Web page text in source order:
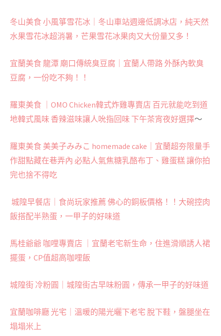
冬山美食 小風箏雪花冰｜冬山車站週邊低調冰店，純天然
水果雪花冰超消暑，芒果雪花冰果肉又大份量又多！
宜蘭美食 龍潭 廟口傳統臭豆腐｜宜蘭人帶路 外酥內軟臭
豆腐，一份吃不夠！！
羅東美食 ｜OMO Chicken韓式炸雞專賣店 百元就能吃到道
地韓式風味 香辣滋味讓人吮指回味 下午茶宵夜好選擇～
羅東美食 美美子みみこ homemade cake｜宜蘭超夯限量手
作甜點藏在巷弄內 必點人氣焦糖乳酪布丁、雞蛋糕 讓你拍
完也捨不得吃
城隍早餐店｜食尚玩家推薦 佛心的銅板價格！！大碗控肉
飯搭配半熟蛋，一甲子的好味道
馬桂爺爺 咖哩專賣店 ｜宜蘭老宅新生命，住進滑順誘人裙
擺蛋，CP值超高咖哩飯
城隍街 冷粉圓｜城隍街古早味粉圓，傳承一甲子的好味道
宜蘭咖啡廳 光宅｜溫暖的陽光曬下老宅 脫下鞋，盤腿坐在
塌塌米上